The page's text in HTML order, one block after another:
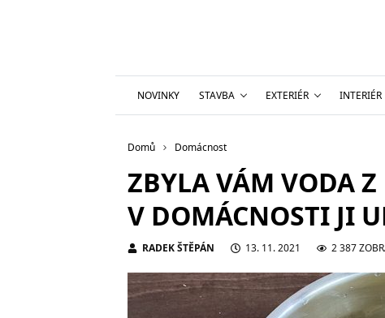
NOVINKY STAVBA EXTERIÉR INTERIÉR
Domů Domácnost
ZBYLA VÁM VODA
V DOMÁCNOSTI JI
RADEK ŠTĚPÁN 13. 11. 2021 2 387